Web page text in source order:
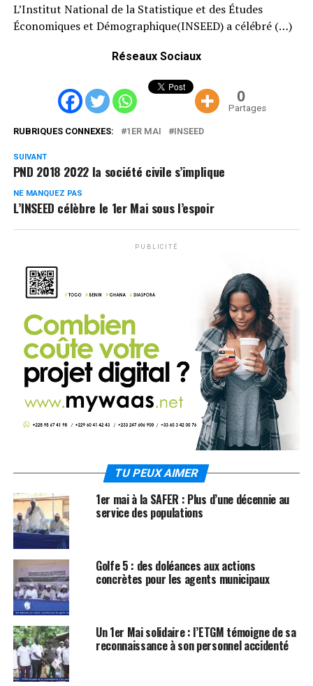
L’Institut National de la Statistique et des Études
Économiques et Démographique(INSEED) a célébré (…)
Réseaux Sociaux
0
Partages
RUBRIQUES CONNEXES: 1ER MAI INSEED
SUIVANT
PND 2018 2022 la société civile s’implique
NE MANQUEZ PAS
L’INSEED célèbre le 1er Mai sous l’espoir
PUBLICITÉ
TU PEUX AIMER
1er mai à la SAFER : Plus d’une décennie au
service des populations
Golfe 5 : des doléances aux actions
concrètes pour les agents municipaux
Un 1er Mai solidaire : l’ETGM témoigne de sa
reconnaissance à son personnel accidenté